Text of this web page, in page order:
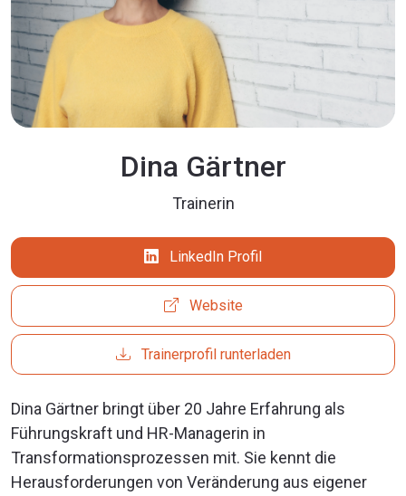
Dina Gärtner
Trainerin
LinkedIn Profil
Website
Trainerprofil runterladen
Dina Gärtner bringt über 20 Jahre Erfahrung als
Führungskraft und HR-Managerin in
Transformationsprozessen mit. Sie kennt die
Herausforderungen von Veränderung aus eigener